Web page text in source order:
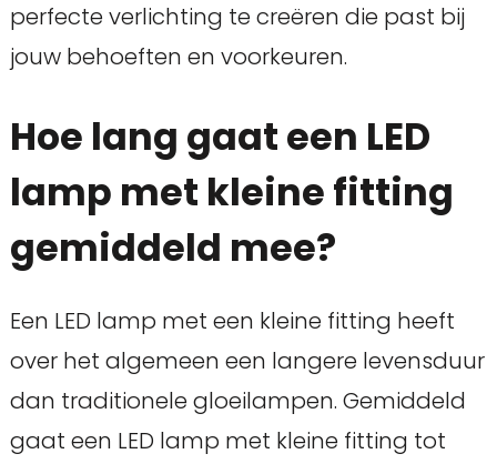
perfecte verlichting te creëren die past bij
jouw behoeften en voorkeuren.
Hoe lang gaat een LED
lamp met kleine fitting
gemiddeld mee?
Een LED lamp met een kleine fitting heeft
over het algemeen een langere levensduur
dan traditionele gloeilampen. Gemiddeld
gaat een LED lamp met kleine fitting tot